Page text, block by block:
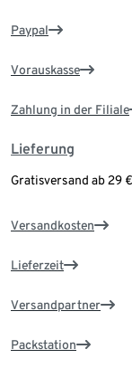
Paypal
Vorauskasse
Zahlung in der Filiale
Lieferung
Gratisversand ab 29
Versandkosten
Lieferzeit
Versandpartner
Packstation